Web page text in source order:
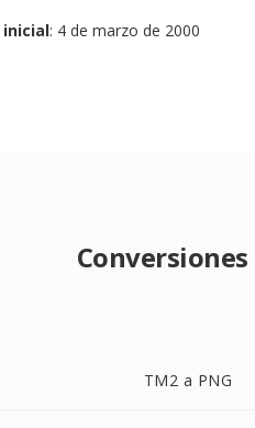
inicial: 4 de marzo de 2000
TM2 a PNG